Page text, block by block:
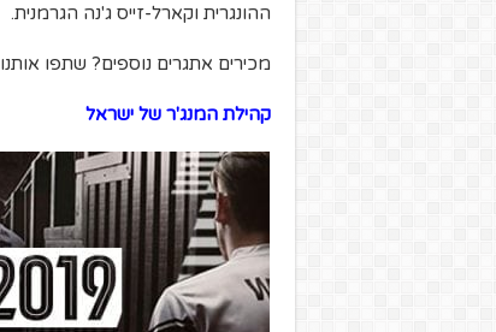
ההונגרית וקארל-זייס ג'נה הגרמנית.
מכירים אתגרים נוספים? שתפו
קהילת המנג'ר של ישראל